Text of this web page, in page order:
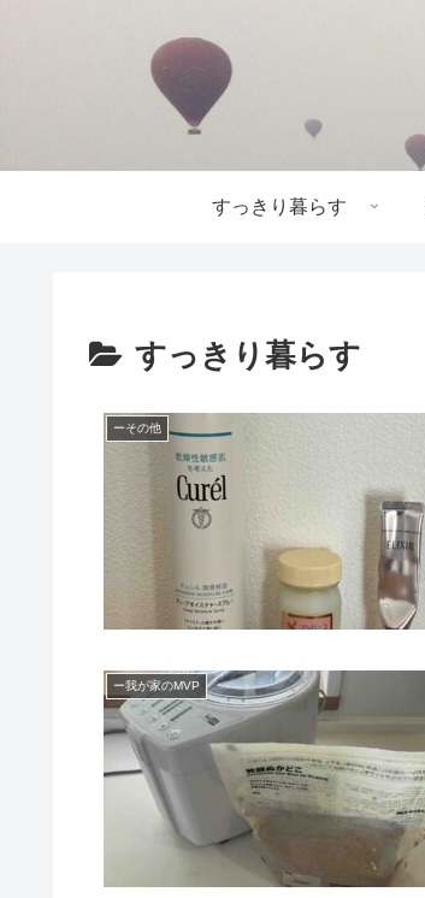
すっきり暮らす
すっきり暮らす
ーその他
ー我が家のMVP